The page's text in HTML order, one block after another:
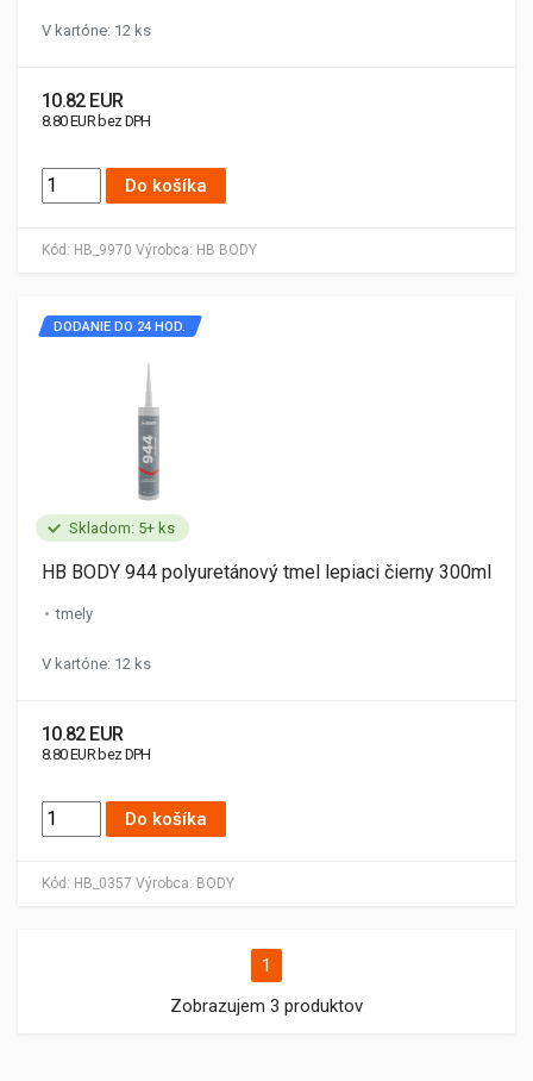
Kód: HB_9970 Výrobca: HB BODY
V kartóne: 12 ks
10.82 EUR
8.80 EUR bez DPH
Do košíka
Skladom: 5+ ks
Kód: HB_0357 Výrobca: BODY
DODANIE DO 24 HOD.
HB BODY 944 polyuretánový tmel lepiaci čierny 300ml
tmely
V kartóne: 12 ks
10.82 EUR
8.80 EUR bez DPH
Do košíka
1
Zobrazujem 3 produktov